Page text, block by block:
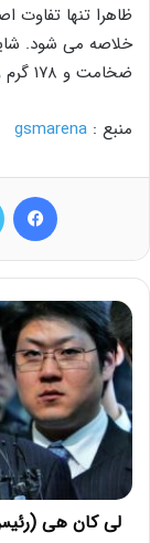
ضخامت و ۱۷۸ گرم وزن دارد.
منبع : gsmarena